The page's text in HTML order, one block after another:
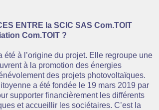
ENTRE la SCIC SAS Com.TOIT
Com.TOIT ?
été à l’origine du projet. Elle regroupe une
à la promotion des énergies
des projets photovoltaïques.
a été fondée le 19 mars 2019 par
supporter financièrement les différents
et accueillir les sociétaires. C’est la